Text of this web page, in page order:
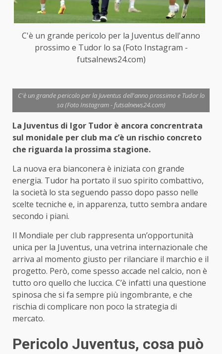
C'è un grande pericolo per la Juventus dell'anno
prossimo e Tudor lo sa (Foto Instagram -
futsalnews24.com)
C'è un grande pericolo per la Juventus dell'anno prossimo e Tudor lo
sa (Foto Instagram - futsalnews24.com)
La Juventus di Igor Tudor è ancora concrentrata
sul monidale per club ma c’è un rischio concreto
che riguarda la prossima stagione.
La nuova era bianconera è iniziata con grande
energia. Tudor ha portato il suo spirito combattivo,
la società lo sta seguendo passo dopo passo nelle
scelte tecniche e, in apparenza, tutto sembra andare
secondo i piani.
Il Mondiale per club rappresenta un’opportunità
unica per la Juventus, una vetrina internazionale che
arriva al momento giusto per rilanciare il marchio e il
progetto. Però, come spesso accade nel calcio, non è
tutto oro quello che luccica. C’è infatti una questione
spinosa che si fa sempre più ingombrante, e che
rischia di complicare non poco la strategia di
mercato.
Pericolo Juventus, cosa può